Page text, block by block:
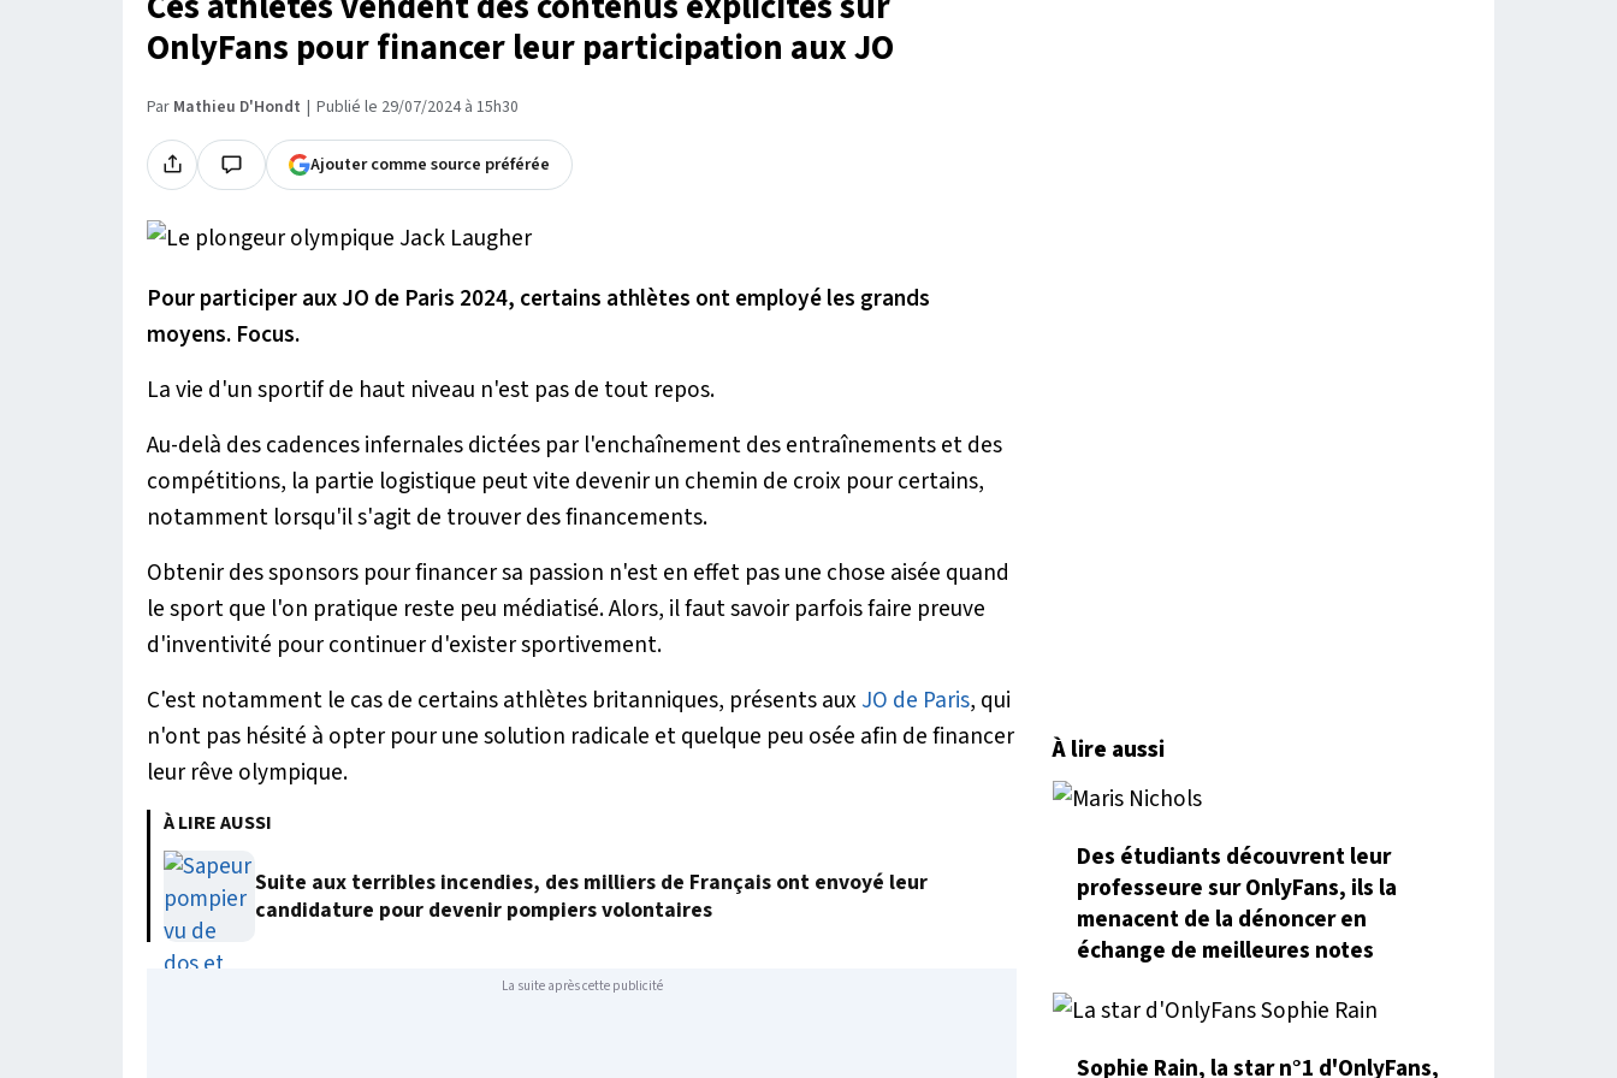
OnlyFans pour financer leur participation aux JO
Par Mathieu D'Hondt Publié le 29/07/2024 à 15h30
Ajouter comme source préférée
Pour participer aux JO de Paris 2024, certains athlètes ont employé les grands
moyens. Focus.
La vie d'un sportif de haut niveau n'est pas de tout repos.
Au-delà des cadences infernales dictées par l'enchaînement des entraînements et des
compétitions, la partie logistique peut vite devenir un chemin de croix pour certains,
notamment lorsqu'il s'agit de trouver des financements.
Obtenir des sponsors pour financer sa passion n'est en effet pas une chose aisée quand
le sport que l'on pratique reste peu médiatisé. Alors, il faut savoir parfois faire preuve
d'inventivité pour continuer d'exister sportivement.
C'est notamment le cas de certains athlètes britanniques, présents aux JO de Paris, qui
n'ont pas hésité à opter pour une solution radicale et quelque peu osée afin de financer
leur rêve olympique.
À LIRE AUSSI
Suite aux terribles incendies, des milliers de Français ont envoyé leur
candidature pour devenir pompiers volontaires
La suite après cette publicité
À lire aussi
Des étudiants découvrent leur
professeure sur OnlyFans, ils la
menacent de la dénoncer en
échange de meilleures notes
Sophie Rain, la star n°1 d'OnlyFans,